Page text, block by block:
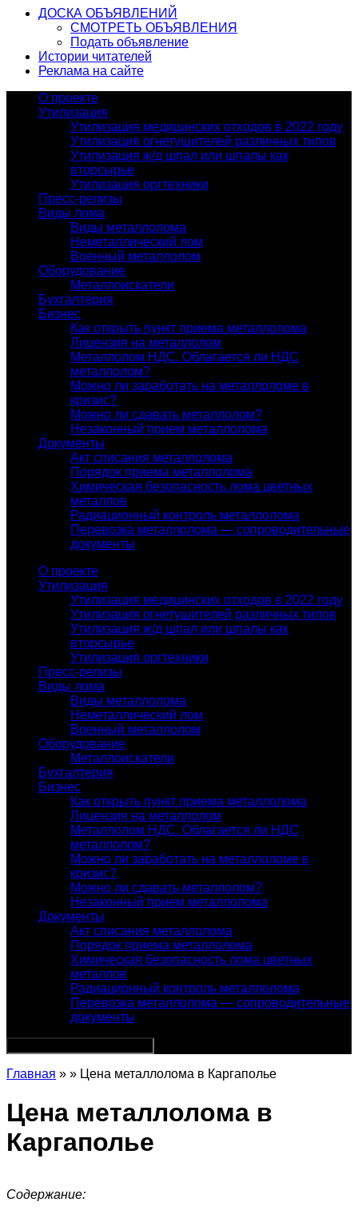
ДОСКА ОБЪЯВЛЕНИЙ
СМОТРЕТЬ ОБЪЯВЛЕНИЯ
Подать объявление
Истории читателей
Реклама на сайте
О проекте
Утилизация
Утилизация медицинских отходов в 2022 году
Утилизация огнетушителей различных типов
Утилизация ж/д шпал или шпалы как
вторсырье
Утилизация оргтехники
Пресс-релизы
Виды лома
Виды металлолома
Неметаллический лом
Военный металлолом
Оборудование
Металлоискатели
Бухгалтерия
Бизнес
Как открыть пункт приема металлолома
Лицензия на металлолом
Металлолом НДС. Облагается ли НДС
металлолом?
Можно ли заработать на металлоломе в
кризис?
Можно ли сдавать металлолом?
Незаконный прием металлолома
Документы
Акт списания металлолома
Порядок приема металлолома
Химическая безопасность лома цветных
металлов
Радиационный контроль металлолома
Перевозка металлолома — сопроводительные
документы
О проекте
Утилизация
Утилизация медицинских отходов в 2022 году
Утилизация огнетушителей различных типов
Утилизация ж/д шпал или шпалы как
вторсырье
Утилизация оргтехники
Пресс-релизы
Виды лома
Виды металлолома
Неметаллический лом
Военный металлолом
Оборудование
Металлоискатели
Бухгалтерия
Бизнес
Как открыть пункт приема металлолома
Лицензия на металлолом
Металлолом НДС. Облагается ли НДС
металлолом?
Можно ли заработать на металлоломе в
кризис?
Можно ли сдавать металлолом?
Незаконный прием металлолома
Документы
Акт списания металлолома
Порядок приема металлолома
Химическая безопасность лома цветных
металлов
Радиационный контроль металлолома
Перевозка металлолома — сопроводительные
документы
Главная » » Цена металлолома в Каргаполье
Цена металлолома в
Каргаполье
Содержание: